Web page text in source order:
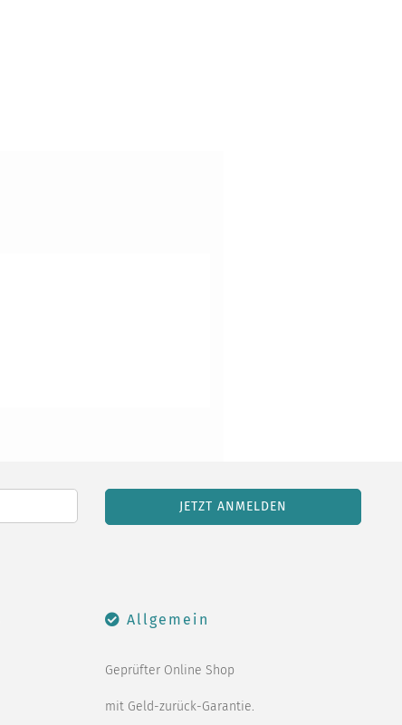
Allgemein
Geprüfter Online Shop
mit Geld-zurück-Garantie.